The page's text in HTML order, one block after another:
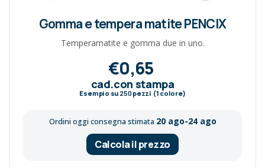
Gomma e tempera matite PENCIX
Temperamatite e gomma due in uno.
€0,65
cad.con stampa
Esempio su 250pezzi (1 colore)
Ordini oggi consegna stimata 20 ago-24 ago
Calcola il prezzo